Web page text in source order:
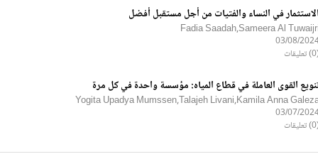
في النساء والفتيات من أجل مستقبل أفضل
Fadia Saadah,Sameera Al
03/08/
القوى العاملة في قطاع المياه: مؤسسة واحدة في كل مرة
Yogita Upadya Mumssen,Talajeh Livani,Kamila Anna
03/07/